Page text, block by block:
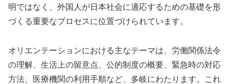
明ではなく、外国人が日本社会に適応するための基礎を形
づくる重要なプロセスに位置づけられています。
オリエンテーションにおける主なテーマは、労働関係法令
の理解、生活上の留意点、公的制度の概要、緊急時の対応
方法、医療機関の利用手順など、多岐にわたります。これ